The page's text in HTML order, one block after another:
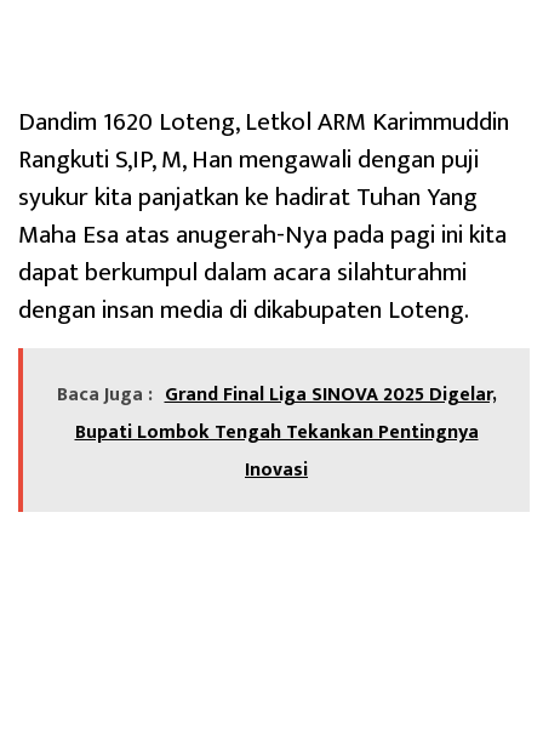
Dandim 1620 Loteng, Letkol ARM Karimmuddin
Rangkuti S,IP, M, Han mengawali dengan puji
syukur kita panjatkan ke hadirat Tuhan Yang
Maha Esa atas anugerah-Nya pada pagi ini kita
dapat berkumpul dalam acara silahturahmi
dengan insan media di dikabupaten Loteng.
Baca Juga : Grand Final Liga SINOVA 2025 Digelar,
Bupati Lombok Tengah Tekankan Pentingnya
Inovasi